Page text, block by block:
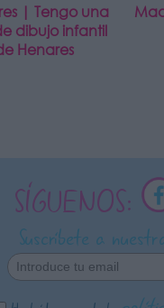
| Tengo una
dibujo infantil
Henares
SÍGUENOS:
Suscríbete a